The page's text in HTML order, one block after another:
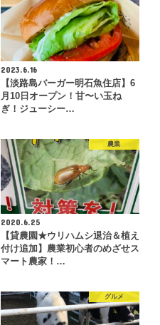
2023.6.16
【淡路島バーガー明石魚住店】6
月10日オープン！甘〜い玉ね
ぎ！ジューシー…
農業
2020.6.25
【貸農園★ウリハムシ退治＆植え
付け追加】農業初心者のめざせス
マート農家！…
グルメ